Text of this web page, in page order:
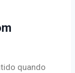
quando